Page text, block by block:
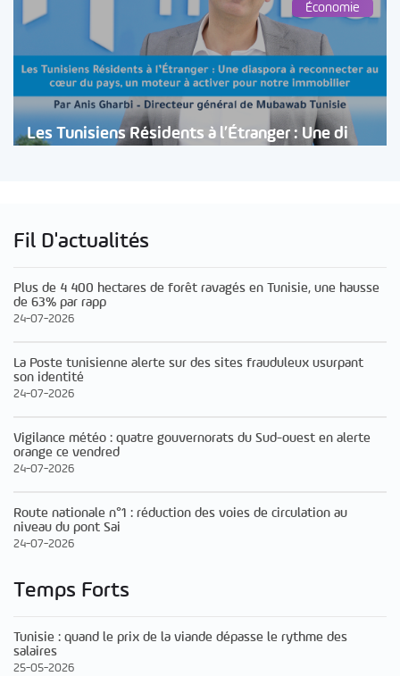
Économie
Les Tunisiens Résidents à l’Étranger : Une di
Fil D'actualités
Plus de 4 400 hectares de forêt ravagés en Tunisie, une hausse
de 63% par rapp
24-07-2026
La Poste tunisienne alerte sur des sites frauduleux usurpant
son identité
24-07-2026
Vigilance météo : quatre gouvernorats du Sud-ouest en alerte
orange ce vendred
24-07-2026
Route nationale n°1 : réduction des voies de circulation au
niveau du pont Sai
24-07-2026
Temps Forts
Tunisie : quand le prix de la viande dépasse le rythme des
salaires
25-05-2026